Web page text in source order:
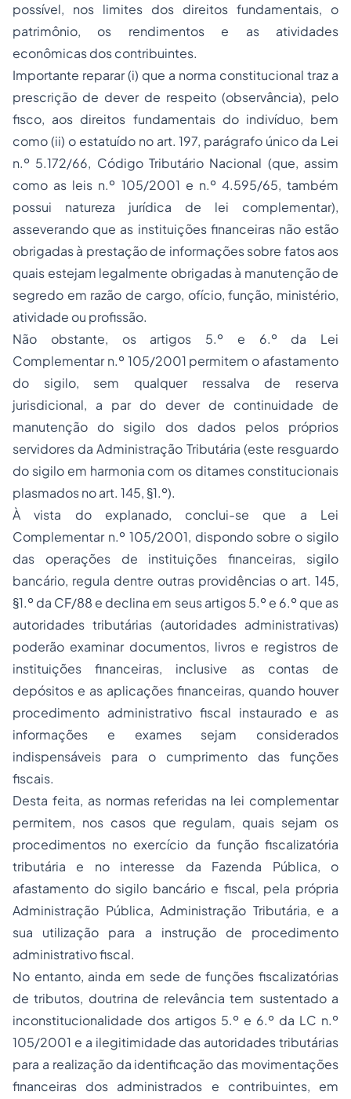
possível, nos limites dos direitos fundamentais, o
patrimônio, os rendimentos e as atividades
econômicas dos contribuintes.
Importante reparar(i) que a norma constitucional traz a
prescrição de dever de respeito (observância), pelo
fisco, aos direitos fundamentais do indivíduo, bem
como(ii) o estatuído no art. 197, parágrafo único da Lei
n.º 5.172/66, Código Tributário Nacional (que, assim
como as leis n.º 105/2001 e n.º 4.595/65, também
possui natureza jurídica de lei complementar),
asseverando que as instituições financeiras não estão
obrigadas à prestação de informações sobre fatos aos
quais estejam legalmente obrigadas à manutenção de
segredo em razão de cargo, ofício, função, ministério,
atividade ou profissão.
Não obstante, os artigos 5.º e 6.º da Lei
Complementar n.º 105/2001 permitem o afastamento
do sigilo, sem qualquer ressalva de reserva
jurisdicional, a par do dever de continuidade de
manutenção do sigilo dos dados pelos próprios
servidores da Administração Tributária (este resguardo
do sigilo em harmonia com os ditames constitucionais
plasmados no art. 145, §1.º).
À vista do explanado, conclui-se que a Lei
Complementar n.º 105/2001, dispondo sobre o sigilo
das operações de instituições financeiras, sigilo
bancário, regula dentre outras providências o art. 145,
§1.º da CF/88 e declina em seus artigos 5.º e 6.º que as
autoridades tributárias (autoridades administrativas)
poderão examinar documentos, livros e registros de
instituições financeiras, inclusive as contas de
depósitos e as aplicações financeiras, quando houver
procedimento administrativo fiscal instaurado e as
informações e exames sejam considerados
indispensáveis para o cumprimento das funções
fiscais.
Desta feita, as normas referidas na lei complementar
permitem, nos casos que regulam, quais sejam os
procedimentos no exercício da função fiscalizatória
tributária e no interesse da Fazenda Pública, o
afastamento do sigilo bancário e fiscal, pela própria
Administração Pública, Administração Tributária, e a
sua utilização para a instrução de procedimento
administrativofiscal.
No entanto, ainda em sede de funções fiscalizatórias
de tributos, doutrina de relevância tem sustentado a
inconstitucionalidade dos artigos 5.º e 6.º da LC n.º
105/2001 e a ilegitimidade das autoridades tributárias
para a realização da identificação das movimentações
financeiras dos administrados e contribuintes, em